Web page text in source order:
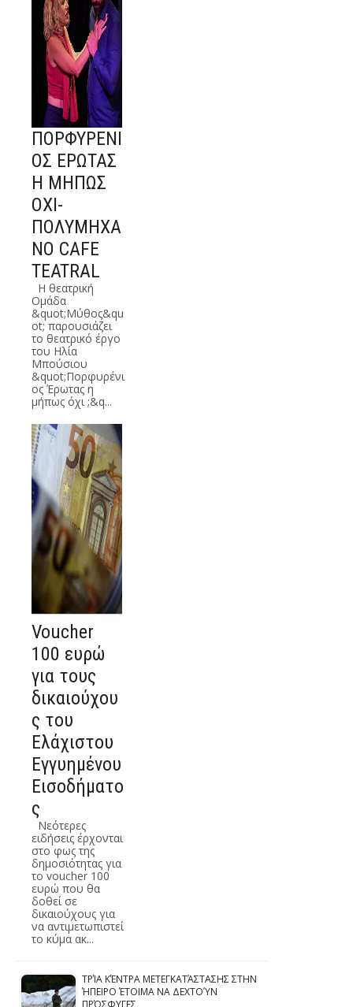
ΠΟΡΦΥΡΕΝΙ
ΟΣ ΕΡΩΤΑΣ
Η ΜΗΠΩΣ
ΟΧΙ-
ΠΟΛΥΜΗΧΑ
ΝΟ CAFE
TEATRAL
Η θεατρική
Ομάδα
&quot;Μύθος&qu
ot; παρουσιάζει
το θεατρικό έργο
του Ηλία
Μπούσιου
&quot;Πορφυρένι
ος Έρωτας η
μήπως όχι ;&q...
Voucher
100 ευρώ
για τους
δικαιούχου
ς του
Ελάχιστου
Εγγυημένου
Εισοδήματο
ς
Νεότερες
ειδήσεις έρχονται
στο φως της
δημοσιότητας για
το voucher 100
ευρώ που θα
δοθεί σε
δικαιούχους για
να αντιμετωπιστεί
το κύμα ακ...
ΤΡΊΑ ΚΈΝΤΡΑ ΜΕΤΕΓΚΑΤΆΣΤΑΣΗΣ ΣΤΗΝ
ΉΠΕΙΡΟ ΈΤΟΙΜΑ ΝΑ ΔΕΧΤΟΎΝ